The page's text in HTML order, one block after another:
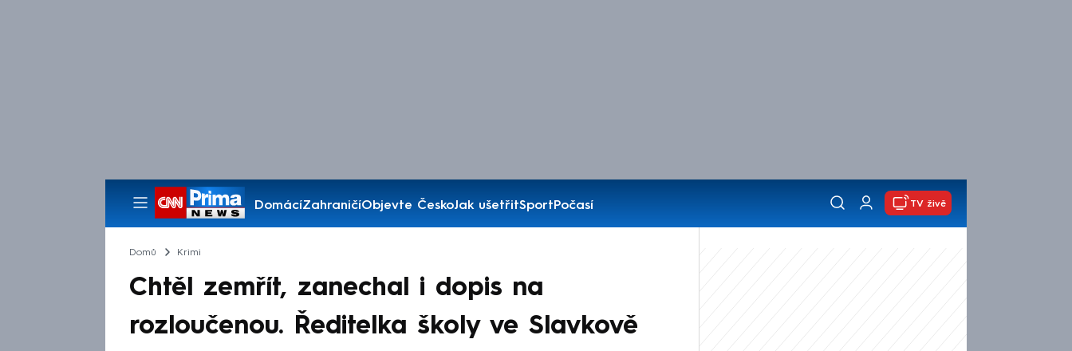
DomácíZahraničíObjevte ČeskoJak ušetřitSportPočasí
Pořady
TV živě
Domů Krimi
Chtěl zemřít, zanechal i dopis na
rozloučenou. Ředitelka školy ve Slavkově